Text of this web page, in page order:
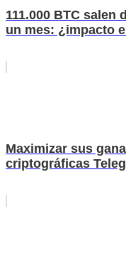
111.000 BTC salen
un mes: ¿impacto
Maximizar sus
criptográficas